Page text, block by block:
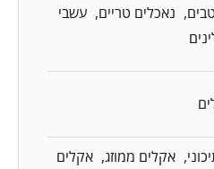
נאכלים טריים
עשבי
אקלים ממוזג אקלים